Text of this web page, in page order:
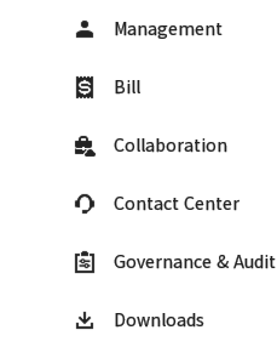
Management
Bill
Collaboration
Contact Center
Governance & Audit
Downloads